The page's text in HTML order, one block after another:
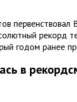
рекорд
годом ранее
в